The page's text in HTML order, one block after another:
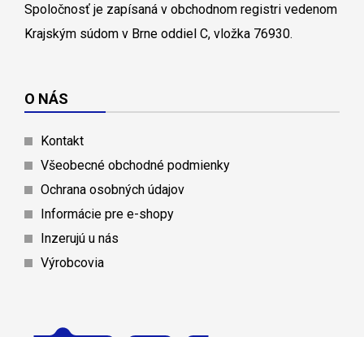
Spoločnosť je zapísaná v obchodnom registri vedenom
Krajským súdom v Brne oddiel C, vložka 76930.
O NÁS
Kontakt
Všeobecné obchodné podmienky
Ochrana osobných údajov
Informácie pre e-shopy
Inzerujú u nás
Výrobcovia